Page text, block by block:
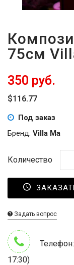
75см
350 руб.
$116.77
Под заказ
Бренд: Villa Ma
Количество
Задать вопрос
Телефон:
17:30)